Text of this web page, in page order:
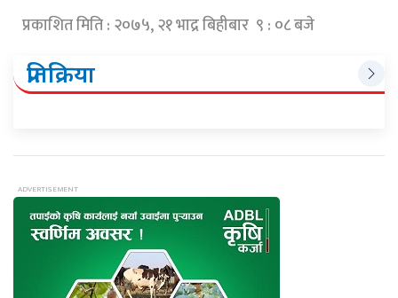
प्रकाशित मिति : २०७५, २१ भाद्र बिहीबार ९ : ०८ बजे
प्रतिक्रिया